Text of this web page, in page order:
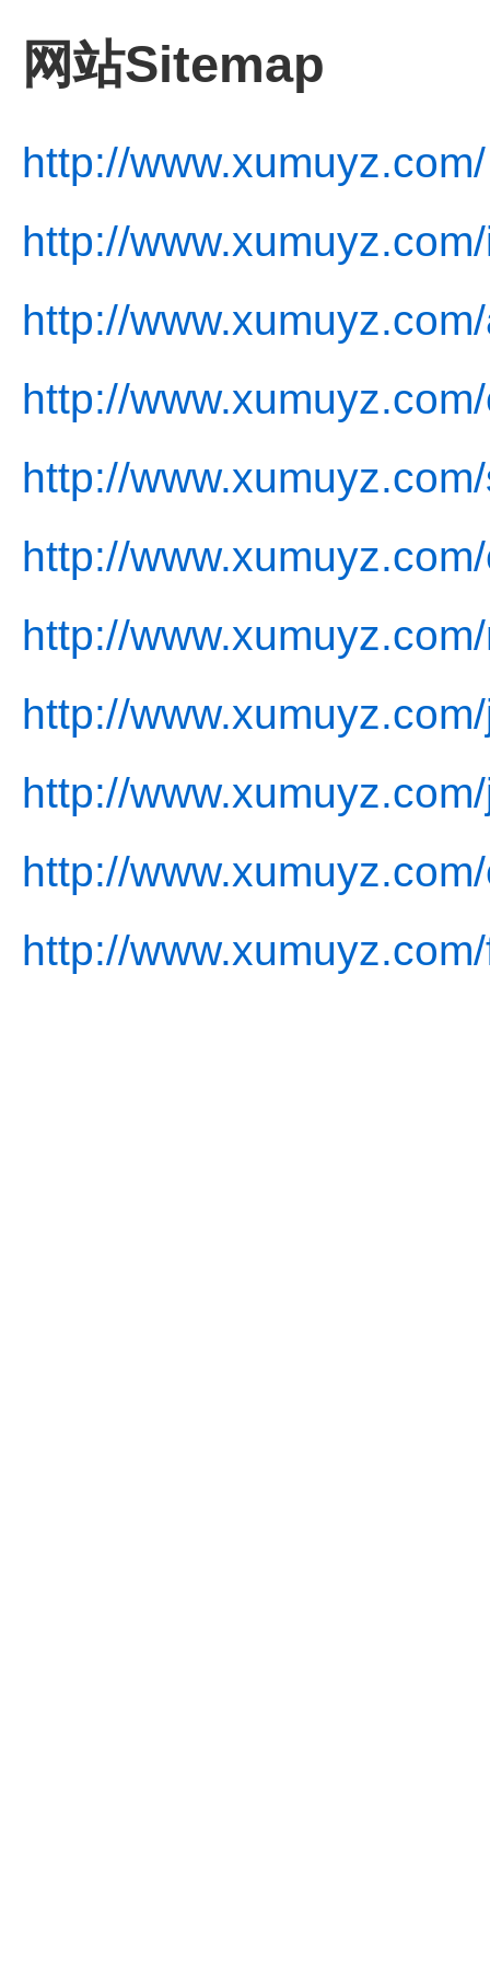
网站Sitemap
http://www.xumuyz.com/
http://
http://
http://
http://
http://
http://
http://
http://
http://
http://